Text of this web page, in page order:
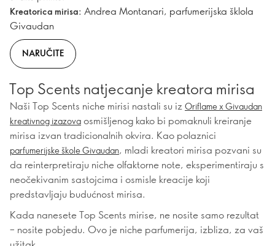
Kreatorica mirisa: Andrea Montanari, parfumerijska šklola
Givaudan
NARUČITE
Top Scents natjecanje kreatora mirisa
Naši Top Scents niche mirisi nastali su iz Oriflame x Givaudan
kreativnog izazova osmišljenog kako bi pomaknuli kreiranje
mirisa izvan tradicionalnih okvira. Kao polaznici
parfumerijske škole Givaudan, mladi kreatori mirisa pozvani su
da reinterpretiraju niche olfaktorne note, eksperimentiraju s
neočekivanim sastojcima i osmisle kreacije koji
predstavljaju budućnost mirisa.
Kada nanesete Top Scents mirise, ne nosite samo rezultat
– nosite pobjedu. Ovo je niche parfumerija, izbliza, za vaš